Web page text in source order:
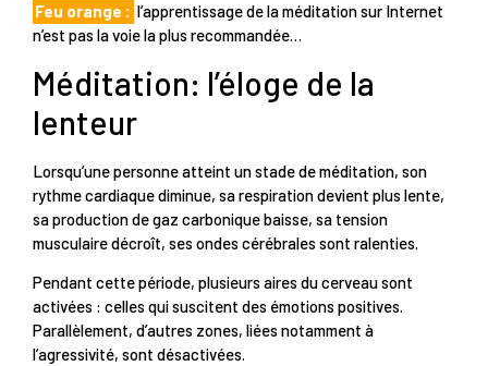
Feu orange : l’apprentissage de la méditation sur Internet
n’est pas la voie la plus recommandée…
Méditation: l’éloge de la
lenteur
Lorsqu’une personne atteint un stade de méditation, son
rythme cardiaque diminue, sa respiration devient plus lente,
sa production de gaz carbonique baisse, sa tension
musculaire décroît, ses ondes cérébrales sont ralenties.
Pendant cette période, plusieurs aires du cerveau sont
activées : celles qui suscitent des émotions positives.
Parallèlement, d’autres zones, liées notamment à
l’agressivité, sont désactivées.